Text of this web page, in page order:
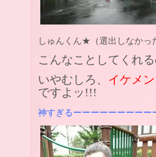
しゅんくん★（選出しなかっ
こんなことしてくれ
いやむしろ、 イケメン
ですよッ!!!
神すぎるーーーーーーーーー